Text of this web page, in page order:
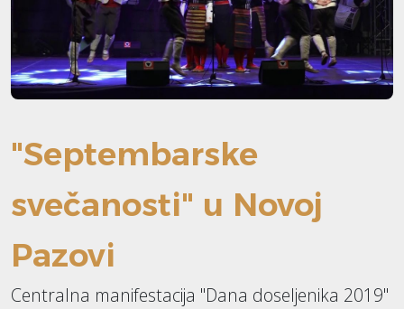
"Septembarske
svečanosti" u Novoj
Pazovi
Centralna manifestacija "Dana doseljenika 2019"